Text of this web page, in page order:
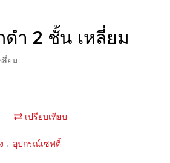
ำ 2 ชั้น เหลี่ยม
ยม
เปรียบเทียบ
, อุปกรณ์เซฟตี้